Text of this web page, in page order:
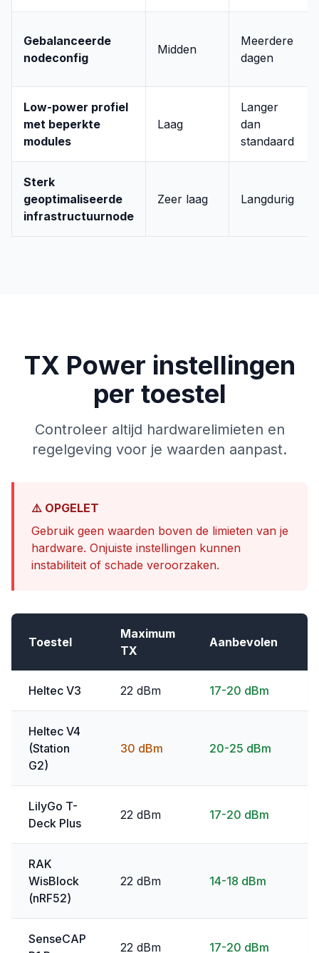
Gebalanceerde
nodeconfig
Midden
Meerdere
dagen
Low-power profiel
met beperkte
modules
Laag
Langer
dan
standaard
Sterk
geoptimaliseerde
infrastructuurnode
Zeer laag Langdurig
TX Power instellingen
per toestel
Controleer altijd hardwarelimieten en
regelgeving voor je waarden aanpast.
⚠️ OPGELET
Gebruik geen waarden boven de limieten van je
hardware. Onjuiste instellingen kunnen
instabiliteit of schade veroorzaken.
Toestel
Maximum
TX
Aanbevolen
Heltec V3 22 dBm 17-20 dBm
Heltec V4
(Station
G2)
30 dBm 20-25 dBm
LilyGo T-
Deck Plus
22 dBm 17-20 dBm
RAK
WisBlock
(nRF52)
22 dBm 14-18 dBm
SenseCAP
22 dBm 17-20 dBm